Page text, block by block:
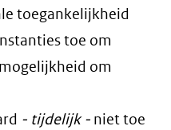
toegankelijkheid
toe om
om
- tijdelijk - niet toe